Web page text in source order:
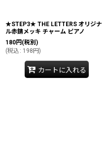
★STEP3★ THE LETTERS オリジナ
ル赤錆メッキ チャーム ピアノ
180円 (税別)
(税込 : 198 円)
カートに入れる